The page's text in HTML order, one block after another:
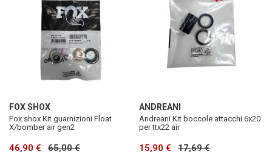
FOX SHOX
Fox shox Kit guarnizioni Float
X/bomber air gen2
46,90 € 65,00 €
ANDREANI
Andreani Kit boccole attacchi 6x20
per ttx22 air
15,90 € 17,69 €